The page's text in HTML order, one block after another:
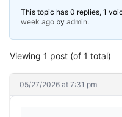
This topic has 0 replies, 1
week ago by admin.
Viewing 1 post (of 1 total)
05/27/2026 at 7:31 pm